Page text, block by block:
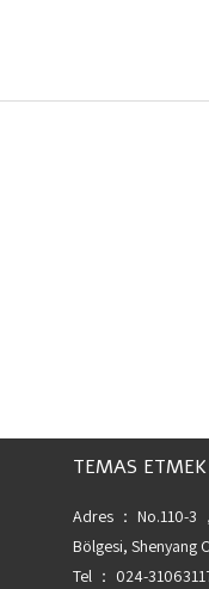
TEMAS ETMEK
Adres ： No.110-3
Bölgesi, Shenyang
Tel ： 024-